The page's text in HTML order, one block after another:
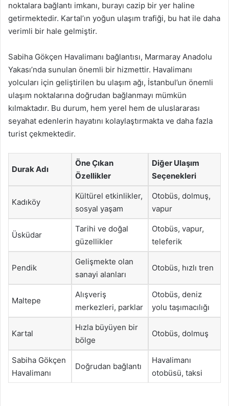
noktalara bağlantı imkanı, burayı cazip bir yer haline
getirmektedir. Kartal’ın yoğun ulaşım trafiği, bu hat ile daha
verimli bir hale gelmiştir.
Sabiha Gökçen Havalimanı bağlantısı, Marmaray Anadolu
Yakası’nda sunulan önemli bir hizmettir. Havalimanı
yolcuları için geliştirilen bu ulaşım ağı, İstanbul’un önemli
ulaşım noktalarına doğrudan bağlanmayı mümkün
kılmaktadır. Bu durum, hem yerel hem de uluslararası
seyahat edenlerin hayatını kolaylaştırmakta ve daha fazla
turist çekmektedir.
Durak Adı
Öne Çıkan
Özellikler
Diğer Ulaşım
Seçenekleri
Kadıköy
Kültürel etkinlikler,
sosyal yaşam
Otobüs, dolmuş,
vapur
Üsküdar
Tarihi ve doğal
güzellikler
Otobüs, vapur,
teleferik
Pendik
Gelişmekte olan
sanayi alanları
Otobüs, hızlı tren
Maltepe
Alışveriş
merkezleri, parklar
Otobüs, deniz
yolu taşımacılığı
Kartal
Hızla büyüyen bir
bölge
Otobüs, dolmuş
Sabiha Gökçen
Havalimanı
Doğrudan bağlantı
Havalimanı
otobüsü, taksi